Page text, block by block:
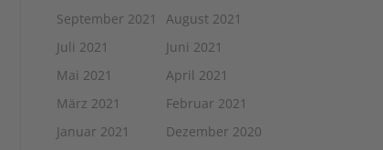
September 2021
August 2021
Juli 2021
Juni 2021
Mai 2021
April 2021
März 2021
Februar 2021
Januar 2021
Dezember 2020